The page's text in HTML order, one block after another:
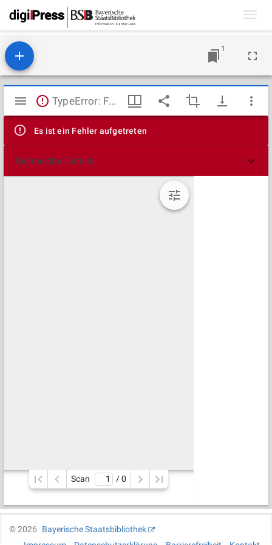
1
Mirador
Viewer
TypeError: Failed to fetch
Es ist ein Fehler aufgetreten
Technische Details
Scan / 0
©2026
Bayerische Staatsbibliothek